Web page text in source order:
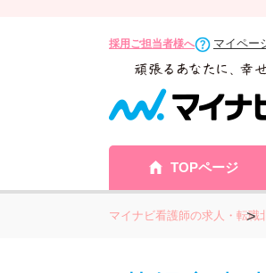
採用ご担当者様へ マイペー
TOPページ
マイナビ看護師の求人・転職